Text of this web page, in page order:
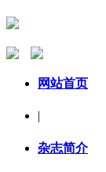
网站首页
|
杂志简介